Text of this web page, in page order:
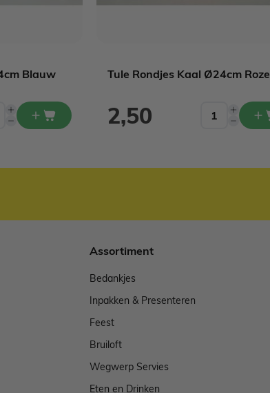
Blauw Tule Rondjes Kaal Ø24cm Roze
2,50
Assortiment
Bedankjes
Inpakken & Presenteren
Feest
Bruiloft
Wegwerp Servies
Eten en Drinken